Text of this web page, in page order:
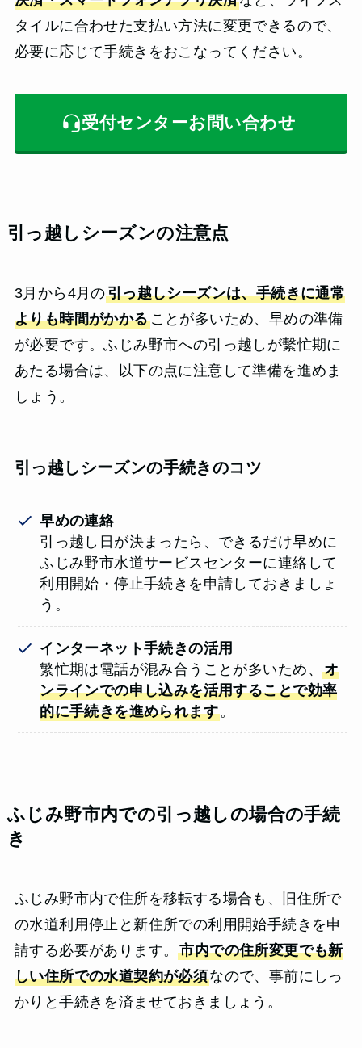
タイルに合わせた支払い方法に変更できるので、
必要に応じて手続きをおこなってください。
受付センターお問い合わせ
引っ越しシーズンの注意点
3月から4月の引っ越しシーズンは、手続きに通常
よりも時間がかかることが多いため、早めの準備
が必要です。ふじみ野市への引っ越しが繫忙期に
あたる場合は、以下の点に注意して準備を進めま
しょう。
引っ越しシーズンの手続きのコツ
早めの連絡
引っ越し日が決まったら、できるだけ早めに
ふじみ野市水道サービスセンターに連絡して
利用開始・停止手続きを申請しておきましょ
う。
インターネット手続きの活用
繁忙期は電話が混み合うことが多いため、 オ
ンラインでの申し込みを活用することで効率
的に手続きを進められます。
ふじみ野市内での引っ越しの場合の手続
き
ふじみ野市内で住所を移転する場合も、旧住所で
の水道利用停止と新住所での利用開始手続きを申
請する必要があります。市内での住所変更でも新
しい住所での水道契約が必須なので、事前にしっ
かりと手続きを済ませておきましょう。